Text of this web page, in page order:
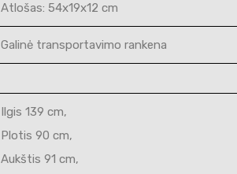
Atlošas: 54x19x12 cm
Galinė transportavimo rankena
Ilgis 139 cm,
Plotis 90 cm,
Aukštis 91 cm,